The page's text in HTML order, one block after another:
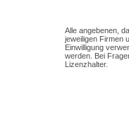
Alle angebenen,
jeweiligen Firmen
Einwilligung
werden. Bei
Lizenzhalter.